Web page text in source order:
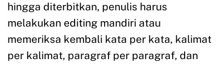
hingga diterbitkan, penulis harus
melakukan editing mandiri atau
memeriksa kembali kata per kata, kalimat
per kalimat, paragraf per paragraf, dan